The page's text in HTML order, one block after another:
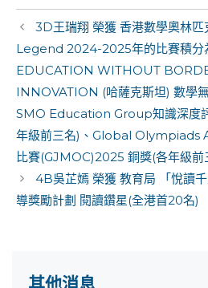
Post
navigation
3D王瑞翔 榮獲 香港數學奧林
Legend 2024-2025年的比賽積分
EDUCATION WITHOUT
INNOVATION (哈薩克斯坦) 數學
SMO Education Group知識深度
年級前三名)、Global Olympiads
比賽(GJMOC)2025 銅獎(各年級前
4B吳芷嫣 榮獲 教育局 「悅讀
導獎勵計劃 閱讀鑽星(全港首20名)
其他消息